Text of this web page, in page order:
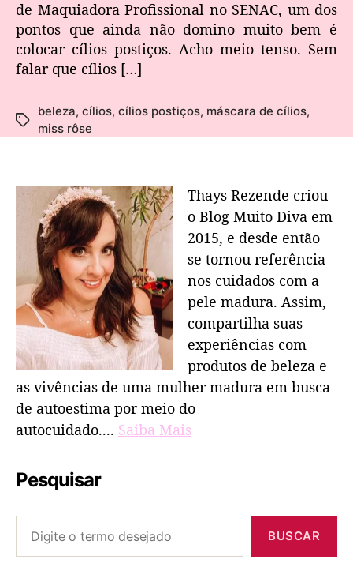
de Maquiadora Profissional no SENAC, um dos
pontos que ainda não domino muito bem é
colocar cílios postiços. Acho meio tenso. Sem
falar que cílios […]
beleza, cílios, cílios postiços, máscara de cílios,
miss rôse
Thays Rezende criou
o Blog Muito Diva em
2015, e desde então
se tornou referência
nos cuidados com a
pele madura. Assim,
compartilha suas
experiências com
produtos de beleza e
as vivências de uma mulher madura em busca
de autoestima por meio do
autocuidado.... Saiba Mais
Pesquisar
BUSCAR